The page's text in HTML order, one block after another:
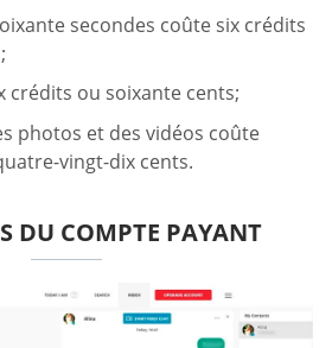
secondes coûte six crédits
crédits ou soixante cents;
photos et des vidéos coûte
vingt-dix cents.
DU COMPTE PAYANT